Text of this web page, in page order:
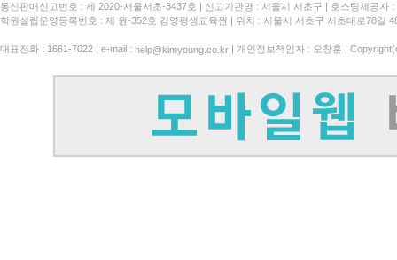
통신판매신고번호 : 제 2020-서울서초-3437호
신고기관명 : 서울시 서초구
호스팅제공자
학원설립운영등록번호 : 제 원-352호 김영평생교육원 | 위치 : 서울시 서초구 서초대로78길
대표전화 : 1661-7022 | e-mail : help@kimyoung.co.kr | 개인정보책임자 : 오창훈 |